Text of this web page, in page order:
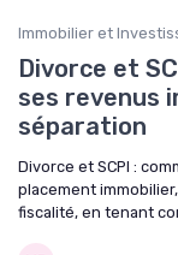
Immobilier et
Divorce et
ses revenus
séparation
Divorce et SCPI :
placement
fiscalité, en tenant